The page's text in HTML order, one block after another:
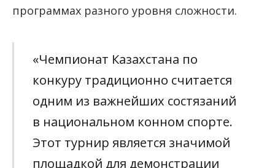
программах разного уровня сложности.
«Чемпионат Казахстана по
конкуру традиционно считается
одним из важнейших состязаний
в национальном конном спорте.
Этот турнир является значимой
площадкой для демонстрации